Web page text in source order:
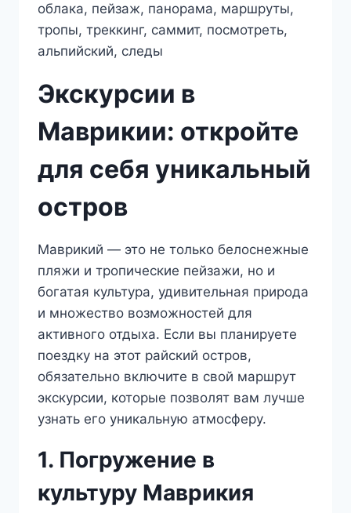
Экскурсии в
Маврикии: откройте
для себя уникальный
остров
Маврикий — это не только белоснежные
пляжи и тропические пейзажи, но и
богатая культура, удивительная природа
и множество возможностей для
активного отдыха. Если вы планируете
поездку на этот райский остров,
обязательно включите в свой маршрут
экскурсии, которые позволят вам лучше
узнать его уникальную атмосферу.
1. Погружение в
культуру Маврикия